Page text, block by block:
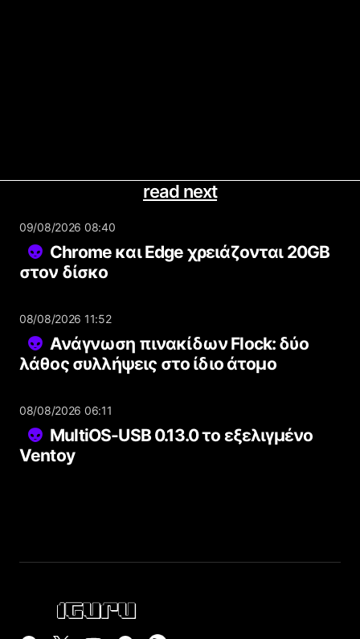
read next
09/08/2026 08:40
Chrome και Edge χρειάζονται 20GB
στον δίσκο
08/08/2026 11:52
Ανάγνωση πινακίδων Flock: δύο
λάθος συλλήψεις στο ίδιο άτομο
08/08/2026 06:11
MultiOS-USB 0.13.0 το εξελιγμένο
Ventoy